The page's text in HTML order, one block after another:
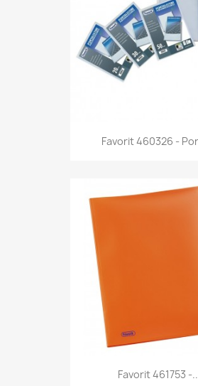
Anteprima
Favorit 460326 -
Anteprima
Favorit 461753 -